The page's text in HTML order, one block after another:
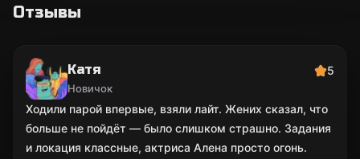
Отзывы
Катя
Новичок
5
Ходили парой впервые, взяли лайт. Жених сказал, что
больше не пойдёт — было слишком страшно. Задания
и локация классные, актриса Алена просто огонь.